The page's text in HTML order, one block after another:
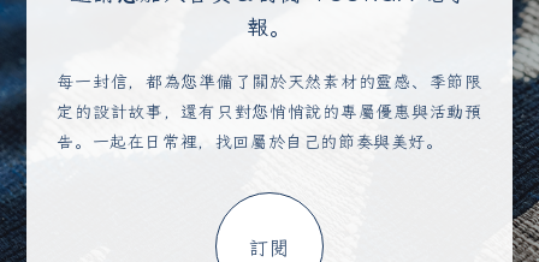
報。
每一封信，都為您準備了關於天然素材的靈感、季節限
定的設計故事，還有只對您悄悄說的專屬優惠與活動預
告。一起在日常裡，找回屬於自己的節奏與美好。
訂閱